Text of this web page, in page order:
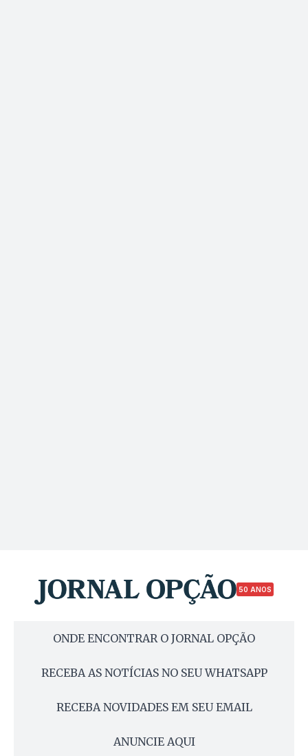
50 ANOS
ONDE ENCONTRAR O JORNAL OPÇÃO
RECEBA AS NOTÍCIAS NO SEU WHATSAPP
RECEBA NOVIDADES EM SEU EMAIL
ANUNCIE AQUI